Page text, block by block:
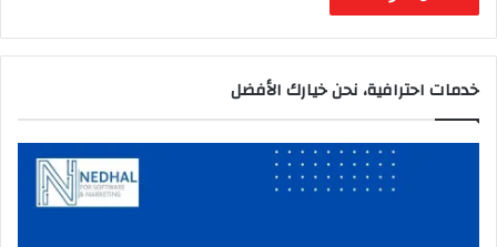
خدمات احترافية، نحن خيارك الأفضل